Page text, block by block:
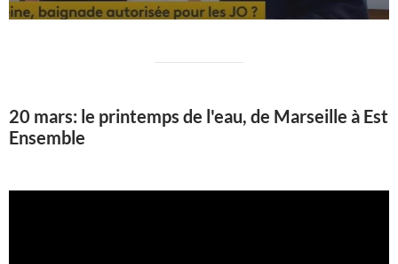
20 mars: le printemps de l'eau, de Marseille à Est
Ensemble